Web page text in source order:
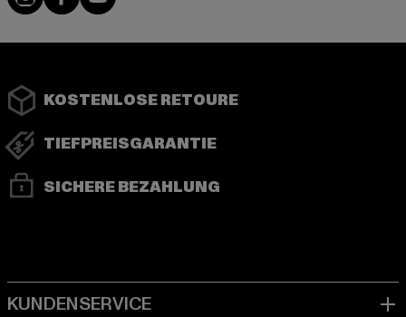
KOSTENLOSE RETOURE
TIEFPREISGARANTIE
SICHERE BEZAHLUNG